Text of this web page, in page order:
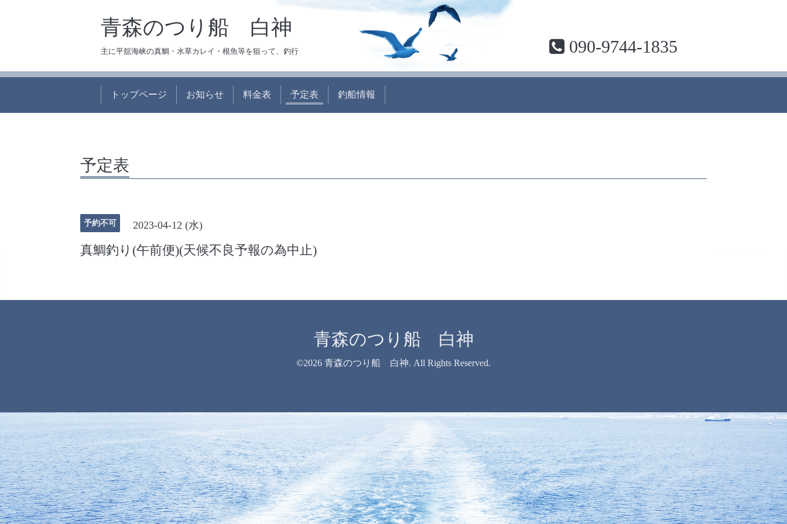
青森のつり船 白神
主に平舘海峡の真鯛・水草カレイ・根魚等を狙って、釣行 090-9744-1835
トップページ お知らせ 料金表 予定表 釣船情報
予定表
予約不可 2023-04-12 (水)
真鯛釣り(午前便)(天候不良予報の為中止)
青森のつり船 白神
©2026 青森のつり船 白神. All Rights Reserved.